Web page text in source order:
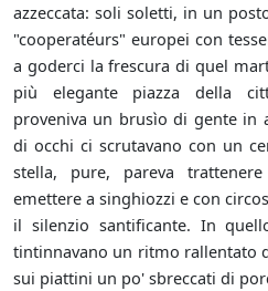
azzeccata: soli soletti, in un
"cooperatéurs" europei con
a goderci la frescura di quel
più elegante piazza della
proveniva un brusìo di gente in
di occhi ci scrutavano con un
stella, pure, pareva
emettere a singhiozzi e con
il silenzio santificante. In
tintinnavano un ritmo rallentato
sui piattini un po' sbreccati di